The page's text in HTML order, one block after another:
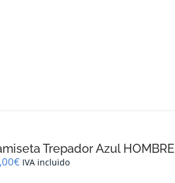
Trepador Azul HOMBRE
€ IVA incluido